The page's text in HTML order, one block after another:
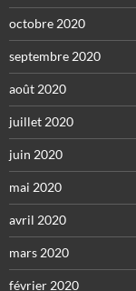
octobre 2020
septembre 2020
août 2020
juillet 2020
juin 2020
mai 2020
avril 2020
mars 2020
février 2020